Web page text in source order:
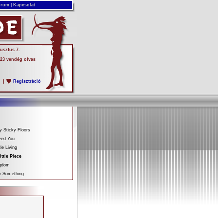
Kapcsolat
7.
vendég olvas
Regisztráció
Sticky Floors
You
Living
Piece
Something